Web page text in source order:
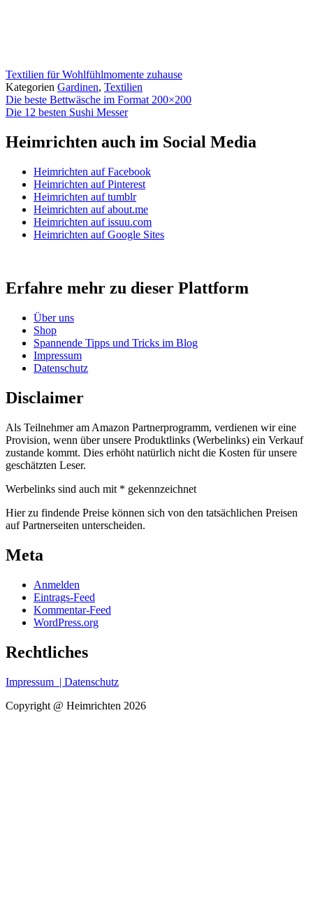
Textilien für Wohlfühlmomente zuhause
Kategorien Gardinen, Textilien
Die beste Bettwäsche im Format 200×200
Die 12 besten Sushi Messer
Heimrichten auch im Social Media
Heimrichten auf Facebook
Heimrichten auf Pinterest
Heimrichten auf tumblr
Heimrichten auf about.me
Heimrichten auf issuu.com
Heimrichten auf Google Sites
Erfahre mehr zu dieser Plattform
Über uns
Shop
Spannende Tipps und Tricks im Blog
Impressum
Datenschutz
Disclaimer
Als Teilnehmer am Amazon Partnerprogramm, verdienen wir eine
Provision, wenn über unsere Produktlinks (Werbelinks) ein Verkauf
zustande kommt. Dies erhöht natürlich nicht die Kosten für unsere
geschätzten Leser.
Werbelinks sind auch mit * gekennzeichnet
Hier zu findende Preise können sich von den tatsächlichen Preisen
auf Partnerseiten unterscheiden.
Meta
Anmelden
Eintrags-Feed
Kommentar-Feed
WordPress.org
Rechtliches
Impressum | Datenschutz
Copyright @ Heimrichten 2026